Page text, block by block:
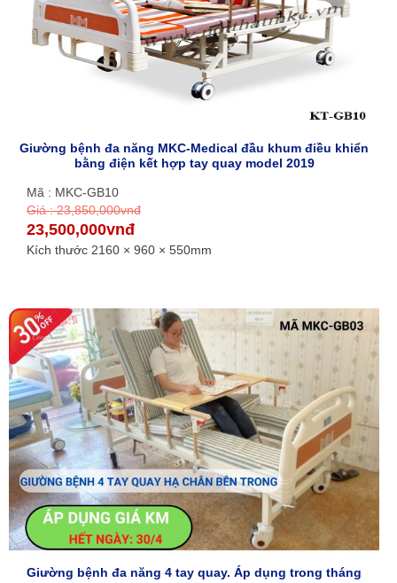
Giường bệnh đa năng MKC-Medical đầu khum điều khiển
bằng điện kết hợp tay quay model 2019
Mã : MKC-GB10
Giá : 23,850,000vnđ
23,500,000vnđ
Kích thước 2160 × 960 × 550mm
Giường bệnh đa năng 4 tay quay. Áp dụng trong tháng